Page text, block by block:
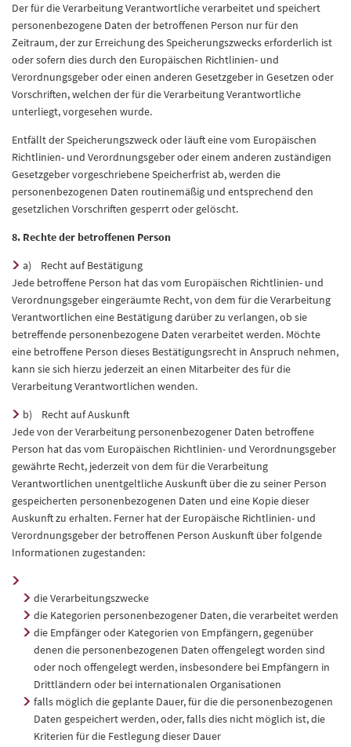
Der für die Verarbeitung Verantwortliche verarbeitet und speichert
personenbezogene Daten der betroffenen Person nur für den
Zeitraum, der zur Erreichung des Speicherungszwecks erforderlich ist
oder sofern dies durch den Europäischen Richtlinien- und
Verordnungsgeber oder einen anderen Gesetzgeber in Gesetzen oder
Vorschriften, welchen der für die Verarbeitung Verantwortliche
unterliegt, vorgesehen wurde.
Entfällt der Speicherungszweck oder läuft eine vom Europäischen
Richtlinien- und Verordnungsgeber oder einem anderen zuständigen
Gesetzgeber vorgeschriebene Speicherfrist ab, werden die
personenbezogenen Daten routinemäßig und entsprechend den
gesetzlichen Vorschriften gesperrt oder gelöscht.
8. Rechte der betroffenen Person
a) Recht auf Bestätigung
Jede betroffene Person hat das vom Europäischen Richtlinien- und
Verordnungsgeber eingeräumte Recht, von dem für die Verarbeitung
Verantwortlichen eine Bestätigung darüber zu verlangen, ob sie
betreffende personenbezogene Daten verarbeitet werden. Möchte
eine betroffene Person dieses Bestätigungsrecht in Anspruch nehmen,
kann sie sich hierzu jederzeit an einen Mitarbeiter des für die
Verarbeitung Verantwortlichen wenden.
b) Recht auf Auskunft
Jede von der Verarbeitung personenbezogener Daten betroffene
Person hat das vom Europäischen Richtlinien- und Verordnungsgeber
gewährte Recht, jederzeit von dem für die Verarbeitung
Verantwortlichen unentgeltliche Auskunft über die zu seiner Person
gespeicherten personenbezogenen Daten und eine Kopie dieser
Auskunft zu erhalten. Ferner hat der Europäische Richtlinien- und
Verordnungsgeber der betroffenen Person Auskunft über folgende
Informationen zugestanden:
die Verarbeitungszwecke
die Kategorien personenbezogener Daten, die verarbeitet werden
die Empfänger oder Kategorien von Empfängern, gegenüber
denen die personenbezogenen Daten offengelegt worden sind
oder noch offengelegt werden, insbesondere bei Empfängern in
Drittländern oder bei internationalen Organisationen
falls möglich die geplante Dauer, für die die personenbezogenen
Daten gespeichert werden, oder, falls dies nicht möglich ist, die
Kriterien für die Festlegung dieser Dauer